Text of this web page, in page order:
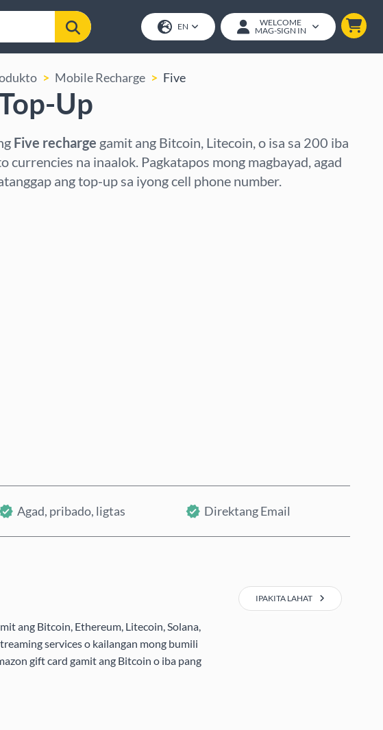
EN
WELCOME
MAG-SIGN IN
Mobile Recharge Five
Up
Five recharge gamit ang Bitcoin, Litecoin, o isa sa 200 iba
currencies na inaalok. Pagkatapos mong magbayad, agad
ang top-up sa iyong cell phone number.
Agad, pribado, ligtas Direktang Email
ang Bitcoin, Ethereum, Litecoin, Solana,
services o kailangan mong bumili
gift card gamit ang Bitcoin o iba pang
IPAKITA LAHAT